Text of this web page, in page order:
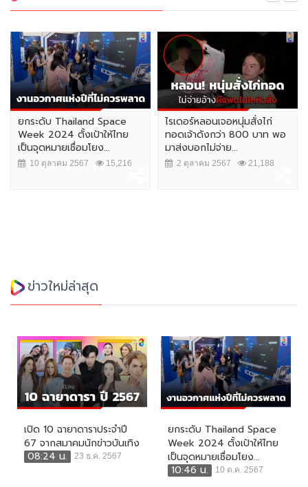
ยกระดับ Thailand Space
Week 2024 ตั้งเป้าให้ไทย
เป็นจุดหมายเชื่อมโยง...
10 ตุลาคม 2567 15,216
ไรเดอร์หลอนเจอหนุ่มสั่งไก่
ทอดเจ้าดังกว่า 800 บาท พอ
มาส่งบอกไม่จ่าย...
2 ตุลาคม 2567 21,188
ข่าวใหม่ล่าสุด
เปิด 10 ฉายาดาราประจำปี
67 จากสมาคมนักข่าวบันเทิง
08:24 น.
23 ธ.ค. 2567
ยกระดับ Thailand Space
Week 2024 ตั้งเป้าให้ไทย
เป็นจุดหมายเชื่อมโยง...
10:46 น.
10 ต.ค. 2567